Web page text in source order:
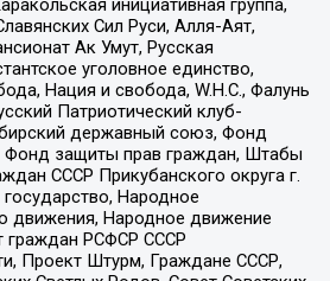
инициативная группа,
Сил Руси, Алля-Аят,
Ак Умут, Русская
уголовное единство,
Нация и свобода, W.H.С., Фалунь
Патриотический клуб-
державный союз, Фонд
Фонд защиты прав граждан, Штабы
СССР Прикубанского округа г.
Народное
движения, Народное движение
граждан РСФСР СССР
Проект Штурм, Граждане СССР,